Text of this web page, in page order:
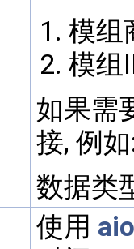
模组
模组
如果需
接, 例
数据类
使用